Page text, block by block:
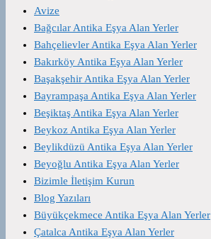
Avize
Bağcılar Antika Eşya Alan Yerler
Bahçelievler Antika Eşya Alan Yerler
Bakırköy Antika Eşya Alan Yerler
Başakşehir Antika Eşya Alan Yerler
Bayrampaşa Antika Eşya Alan Yerler
Beşiktaş Antika Eşya Alan Yerler
Beykoz Antika Eşya Alan Yerler
Beylikdüzü Antika Eşya Alan Yerler
Beyoğlu Antika Eşya Alan Yerler
Bizimle İletişim Kurun
Blog Yazıları
Büyükçekmece Antika Eşya Alan Yerler
Çatalca Antika Eşya Alan Yerler